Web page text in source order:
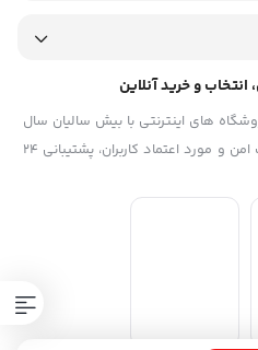
فروشگاه های اینترنتی با بیش سالیان سال
تجربه، با پایبندی به سه اصل، پرداخت امن و مورد اعتماد کاربران، پشتیبانی 24
تا همگام با فروشگاه‌های معتبر
ایران تبدیل شود. به محض ورود به
کالا رو به رو می‌شوید! هر آنچه که نیاز دارید و به
کرد.تشکر از همراهی و اعتماد